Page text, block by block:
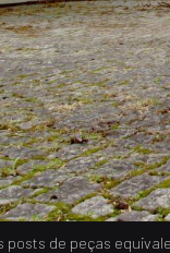
posts de peças